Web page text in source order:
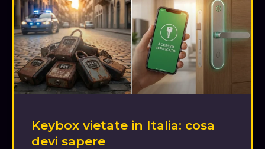
Keybox vietate in Italia: cosa
devi sapere